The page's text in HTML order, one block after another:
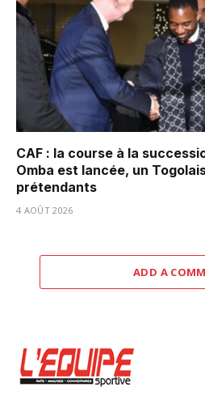
CAF : la course à la
Omba est lancée, un
prétendants
4 AOÛT 2026
ADD A